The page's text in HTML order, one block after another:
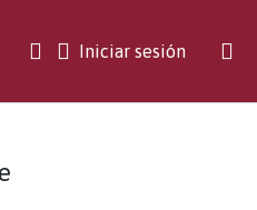
Iniciar sesión(current)